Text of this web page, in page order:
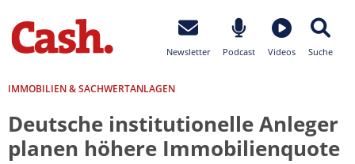
Newsletter Podcast Videos Suche
IMMOBILIEN & SACHWERTANLAGEN
Deutsche institutionelle Anleger
planen höhere Immobilienquote